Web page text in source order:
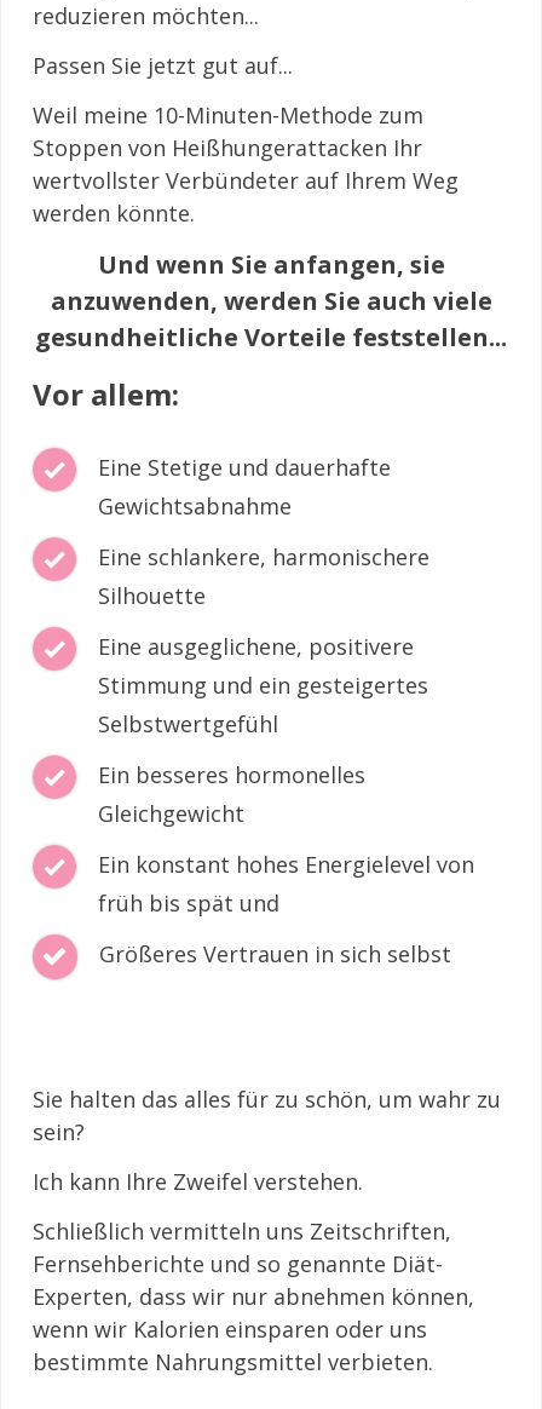
reduzieren möchten...
Passen Sie jetzt gut auf...
Weil meine 10-Minuten-Methode zum
Stoppen von Heißhungerattacken Ihr
wertvollster Verbündeter auf Ihrem Weg
werden könnte.
Und wenn Sie anfangen, sie
anzuwenden, werden Sie auch viele
gesundheitliche Vorteile feststellen...
Vor allem:
Eine Stetige und dauerhafte
Gewichtsabnahme
Eine schlankere, harmonischere
Silhouette
Eine ausgeglichene, positivere
Stimmung und ein gesteigertes
Selbstwertgefühl
Ein besseres hormonelles
Gleichgewicht
Ein konstant hohes Energielevel von
früh bis spät und
Größeres Vertrauen in sich selbst
Sie halten das alles für zu schön, um wahr zu
sein?
Ich kann Ihre Zweifel verstehen.
Schließlich vermitteln uns Zeitschriften,
Fernsehberichte und so genannte Diät-
Experten, dass wir nur abnehmen können,
wenn wir Kalorien einsparen oder uns
bestimmte Nahrungsmittel verbieten.